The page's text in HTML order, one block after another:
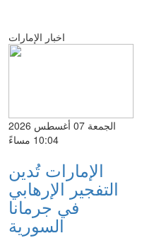
اخبار الإمارات
الجمعة 07 أغسطس 2026
10:04 مساءً
الإمارات تُدين
التفجير الإرهابي
في جرمانا
السورية